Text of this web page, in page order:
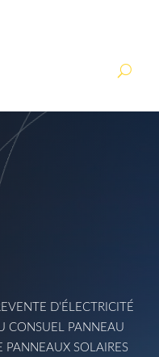
D’ÉLECTRICITÉ
CONSUEL PANNEAU
PANNEAUX SOLAIRES